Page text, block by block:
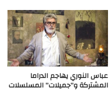
عباس النوري يهاجم الدراما
المشتركة و”جميلات” المسلسلات